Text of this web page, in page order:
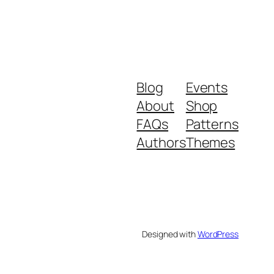
Blog
About
FAQs
Authors
Events
Shop
Patterns
Themes
Designed withWordPress